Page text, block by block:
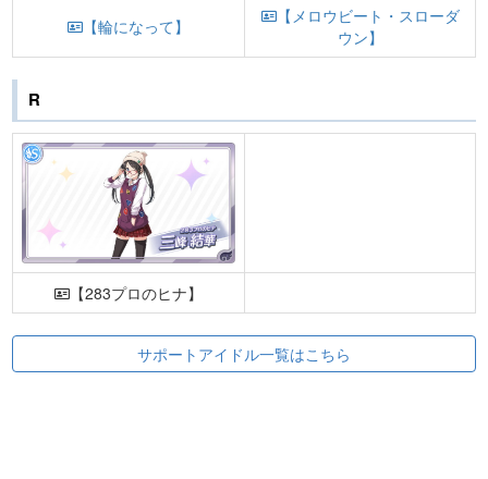
【輪になって】
【メロウビート・スローダ
ウン】
R
【283プロのヒナ】
サポートアイドル一覧はこちら